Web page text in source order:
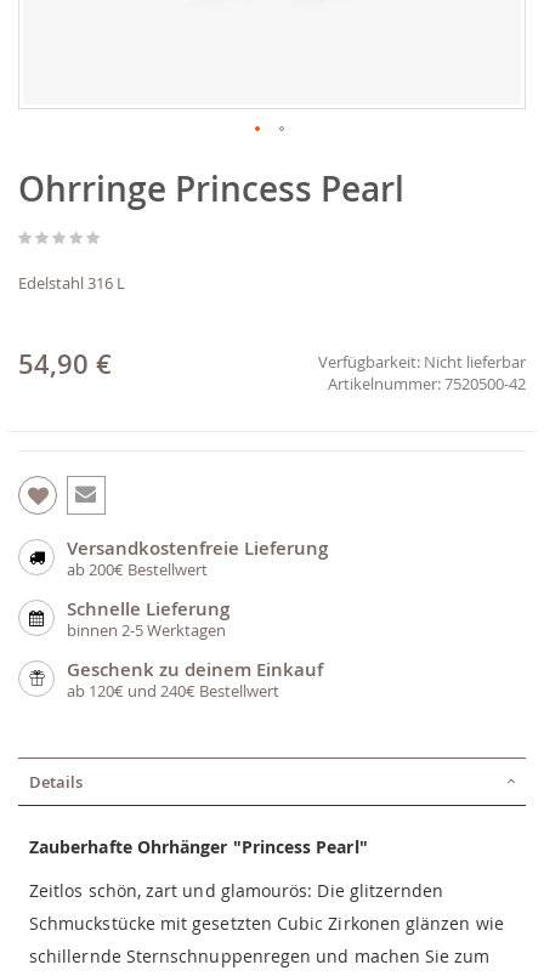
Anfang
der
springen
Ohrringe Princess Pearl
Edelstahl 316 L
54,90 € Verfügbarkeit: Nicht lieferbar
7520500-42
Versandkostenfreie Lieferung
ab 200€ Bestellwert
Schnelle Lieferung
binnen 2-5 Werktagen
Geschenk zu deinem Einkauf
ab 120€ und 240€ Bestellwert
Details
Zauberhafte Ohrhänger "Princess Pearl"
Zeitlos schön, zart und glamourös: Die glitzernden
Schmuckstücke mit gesetzten Cubic Zirkonen glänzen wie
schillernde Sternschnuppenregen und machen Sie zum